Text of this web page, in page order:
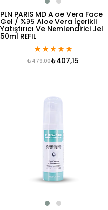
PLN PARIS MD Aloe Vera Face
Gel / %95 Aloe Vera İçerikli
Yatıştırıcı Ve Nemlendirici Jel
50ml REFIL
★★★★★
₺407,15
₺479,00